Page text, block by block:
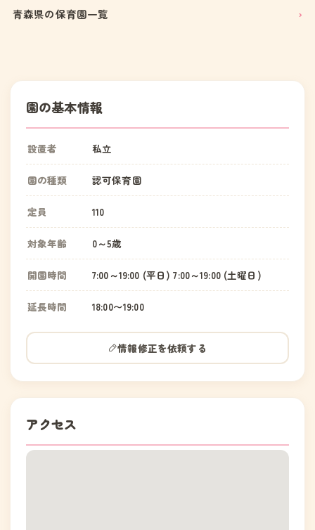
青森県の保育園一覧
園の基本情報
設置者 私立
園の種類 認可保育園
定員 110
対象年齢 0～5歳
開園時間 7:00～19:00 (平日) 7:00～19:00 (土曜日)
延長時間 18:00〜19:00
情報修正を依頼する
アクセス